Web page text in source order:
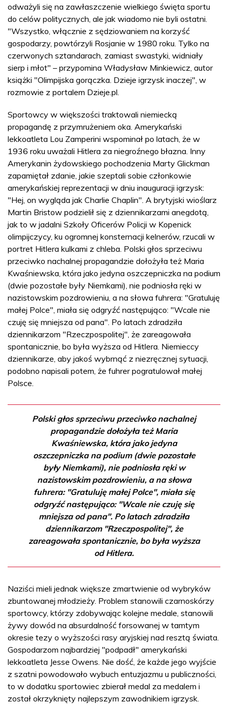
odważyli się na zawłaszczenie wielkiego święta sportu
do celów politycznych, ale jak wiadomo nie byli ostatni.
"Wszystko, włącznie z sędziowaniem na korzyść
gospodarzy, powtórzyli Rosjanie w 1980 roku. Tylko na
czerwonych sztandarach, zamiast swastyki, widniały
sierp i młot" – przypomina Władysław Minkiewicz, autor
książki "Olimpijska gorączka. Dzieje igrzysk inaczej", w
rozmowie z portalem Dzieje.pl.
Sportowcy w większości traktowali niemiecką
propagandę z przymrużeniem oka. Amerykański
lekkoatleta Lou Zamperini wspominał po latach, że w
1936 roku uważali Hitlera za niegroźnego błazna. Inny
Amerykanin żydowskiego pochodzenia Marty Glickman
zapamiętał zdanie, jakie szeptali sobie członkowie
amerykańskiej reprezentacji w dniu inauguracji igrzysk:
"Hej, on wygląda jak Charlie Chaplin". A brytyjski wioślarz
Martin Bristow podzielił się z dziennikarzami anegdotą,
jak to w jadalni Szkoły Oficerów Policji w Kopenick
olimpijczycy, ku ogromnej konsternacji kelnerów, rzucali w
portret Hitlera kulkami z chleba. Polski głos sprzeciwu
przeciwko nachalnej propagandzie dołożyła też Maria
Kwaśniewska, która jako jedyna oszczepniczka na podium
(dwie pozostałe były Niemkami), nie podniosła ręki w
nazistowskim pozdrowieniu, a na słowa fuhrera: "Gratuluję
małej Polce", miała się odgryźć następująco: "Wcale nie
czuję się mniejsza od pana". Po latach zdradziła
dziennikarzom "Rzeczpospolitej", że zareagowała
spontanicznie, bo była wyższa od Hitlera. Niemieccy
dziennikarze, aby jakoś wybrnąć z niezręcznej sytuacji,
podobno napisali potem, że fuhrer pogratulował małej
Polsce.
Polski głos sprzeciwu przeciwko nachalnej
propagandzie dołożyła też Maria
Kwaśniewska, która jako jedyna
oszczepniczka na podium (dwie pozostałe
były Niemkami), nie podniosła ręki w
nazistowskim pozdrowieniu, a na słowa
fuhrera: "Gratuluję małej Polce", miała się
odgryźć następująco: "Wcale nie czuję się
mniejsza od pana". Po latach zdradziła
dziennikarzom "Rzeczpospolitej", że
zareagowała spontanicznie, bo była wyższa
od Hitlera.
Naziści mieli jednak większe zmartwienie od wybryków
zbuntowanej młodzieży. Problem stanowili czarnoskórzy
sportowcy, którzy zdobywając kolejne medale, stanowili
żywy dowód na absurdalność forsowanej w tamtym
okresie tezy o wyższości rasy aryjskiej nad resztą świata.
Gospodarzom najbardziej "podpadł" amerykański
lekkoatleta Jesse Owens. Nie dość, że każde jego wyjście
z szatni powodowało wybuch entuzjazmu u publiczności,
to w dodatku sportowiec zbierał medal za medalem i
został okrzyknięty najlepszym zawodnikiem igrzysk.